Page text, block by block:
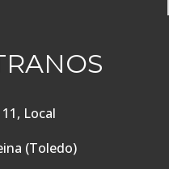
Local
(Toledo)